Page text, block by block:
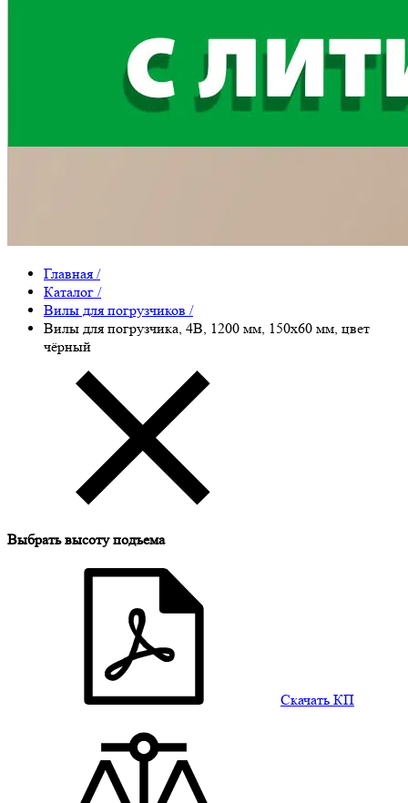
Главная /
Каталог /
Вилы для погрузчиков /
Вилы для погрузчика, 4B, 1200 мм, 150x60 мм, цвет
чёрный
Выбрать высоту подъема
Скачать КП